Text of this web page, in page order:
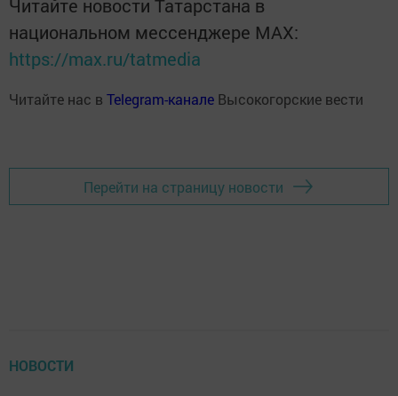
Читайте новости Татарстана в
национальном мессенджере MАХ:
https://max.ru/tatmedia
Читайте нас в Telegram-канале Высокогорские вести
Перейти на страницу новости
НОВОСТИ